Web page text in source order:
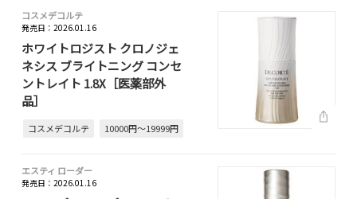
コスメデコルテ
発売日：2026.01.16
ホワイトロジスト クロノジェ
ネシス ブライトニング コンセ
ントレイト 1.8X［医薬部外
品］
コスメデコルテ 10000円～19999円
エスティ ローダー
発売日：2026.01.16